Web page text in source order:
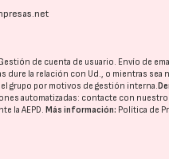
de cuenta de usuario. Envío de
dure la relación con Ud., o mientras sea
grupo por motivos de gestión interna.
automatizadas: contacte con nuestro
laAEPD. Más información: Política de